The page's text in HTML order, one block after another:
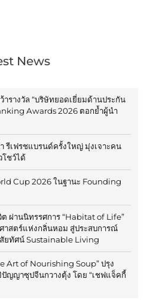
News
รางวัล “บริษัทยอดเยี่ยมด้านประกัน
Awards 2026 ตอกย้ำผู้นำ
รีเฟรชแบรนด์ครั้งใหญ่ มุ่งเจาะคน
โชว์ได้
Cup 2026 ในฐานะ Founding
ผ่านนิทรรศการ “Habitat of Life”
าสตร์แห่งกลิ่นหอม สู่ประสบการณ์
ยทัศน์ Sustainable Living
Art of Nourishing Soup” ปรุง
ญญาซุปจีนกวางตุ้ง โดย “เชฟแจ็คกี้